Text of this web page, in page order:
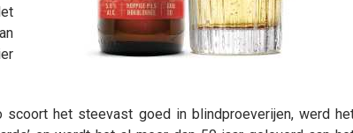
het steevast goed in blindproeverijen, werd